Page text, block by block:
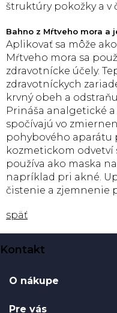
štruktúry pokožky a v
Bahno z Mŕtveho mora a
Aplikovať sa môže
Mŕtveho mora sa
zdravotnícke účely.
zdravotníckych
krvný obeh a
Prináša analgetické
spočívajú vo
pohybového aparátu
kozmetickom odvetví
používa ako maska
napríklad pri akné.
čistenie a zjemnenie
späť
á
Kontakt
O nákupe
Pre vás